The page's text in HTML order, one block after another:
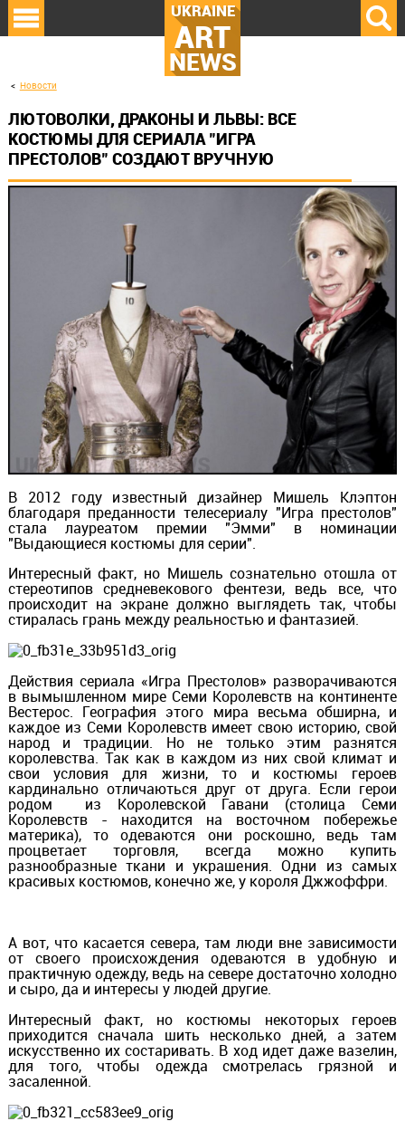
UKRAINE
ART
NEWS
Новости
ЛЮТОВОЛКИ, ДРАКОНЫ И ЛЬВЫ: ВСЕ
КОСТЮМЫ ДЛЯ СЕРИАЛА "ИГРА
ПРЕСТОЛОВ" СОЗДАЮТ ВРУЧНУЮ
В 2012 году известный дизайнер Мишель Клэптон
благодаря преданности телесериалу "Игра престолов"
стала лауреатом премии "Эмми" в номинации
"Выдающиеся костюмы для серии".
Интересный факт, но Мишель сознательно отошла от
стереотипов средневекового фентези, ведь все, что
происходит на экране должно выглядеть так, чтобы
стиралась грань между реальностью и фантазией.
Действия сериала «Игра Престолов» разворачиваются
в вымышленном мире Семи Королевств на континенте
Вестерос. География этого мира весьма обширна, и
каждое из Семи Королевств имеет свою историю, свой
народ и традиции. Но не только этим разнятся
королевства. Так как в каждом из них свой климат и
свои условия для жизни, то и костюмы героев
кардинально отличаються друг от друга. Если герои
родом из Королевской Гавани (столица Семи
Королевств - находится на восточном побережье
материка), то одеваются они роскошно, ведь там
процветает торговля, всегда можно купить
разнообразные ткани и украшения. Одни из самых
красивых костюмов, конечно же, у короля Джжоффри.
А вот, что касается севера, там люди вне зависимости
от своего происхождения одеваются в удобную и
практичную одежду, ведь на севере достаточно холодно
и сыро, да и интересы у людей другие.
Интересный факт, но костюмы некоторых героев
приходится сначала шить несколько дней, а затем
искусственно их состаривать. В ход идет даже вазелин,
для того, чтобы одежда смотрелась грязной и
засаленной.